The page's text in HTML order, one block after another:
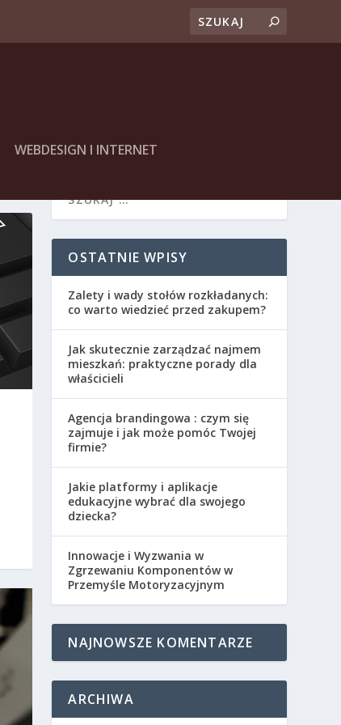
WEBDESIGN I INTERNET
OSTATNIE WPISY
Zalety i wady stołów rozkładanych:
co warto wiedzieć przed zakupem?
Jak skutecznie zarządzać najmem
mieszkań: praktyczne porady dla
właścicieli
Agencja brandingowa : czym się
zajmuje i jak może pomóc Twojej
firmie?
Jakie platformy i aplikacje
edukacyjne wybrać dla swojego
dziecka?
Innowacje i Wyzwania w
Zgrzewaniu Komponentów w
Przemyśle Motoryzacyjnym
NAJNOWSZE KOMENTARZE
ARCHIWA